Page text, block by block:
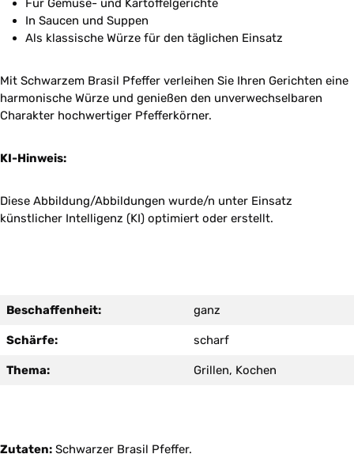
Für Gemüse- und Kartoffelgerichte
In Saucen und Suppen
Als klassische Würze für den täglichen Einsatz
Mit Schwarzem Brasil Pfeffer verleihen Sie Ihren Gerichten eine
harmonische Würze und genießen den unverwechselbaren
Charakter hochwertiger Pfefferkörner.
KI-Hinweis:
Diese Abbildung/Abbildungen wurde/n unter Einsatz
künstlicher Intelligenz (KI) optimiert oder erstellt.
Beschaffenheit: ganz
Schärfe: scharf
Thema: Grillen, Kochen
Zutaten: Schwarzer Brasil Pfeffer.